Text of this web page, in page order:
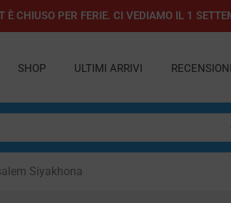
CHIUSO PER FERIE. CI VEDIAMO IL 1
SHOP ULTIMI ARRIVI RECENSIONI
Siyakhona